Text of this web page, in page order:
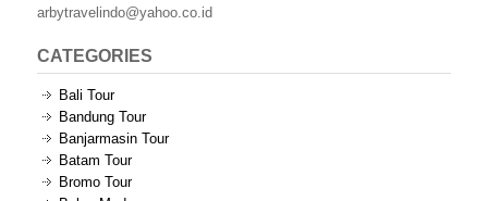
arbytravelindo@yahoo.co.id
CATEGORIES
Bali Tour
Bandung Tour
Banjarmasin Tour
Batam Tour
Bromo Tour